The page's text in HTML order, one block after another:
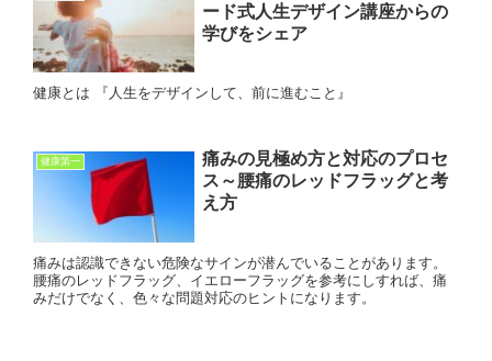
ード式人生デザイン講座からの
学びをシェア
健康とは 『人生をデザインして、前に進むこと』
健康第一
痛みの見極め方と対応のプロセ
ス～腰痛のレッドフラッグと考
え方
痛みは認識できない危険なサインが潜んでいることがあります。
腰痛のレッドフラッグ、イエローフラッグを参考にしすれば、痛
みだけでなく、色々な問題対応のヒントになります。